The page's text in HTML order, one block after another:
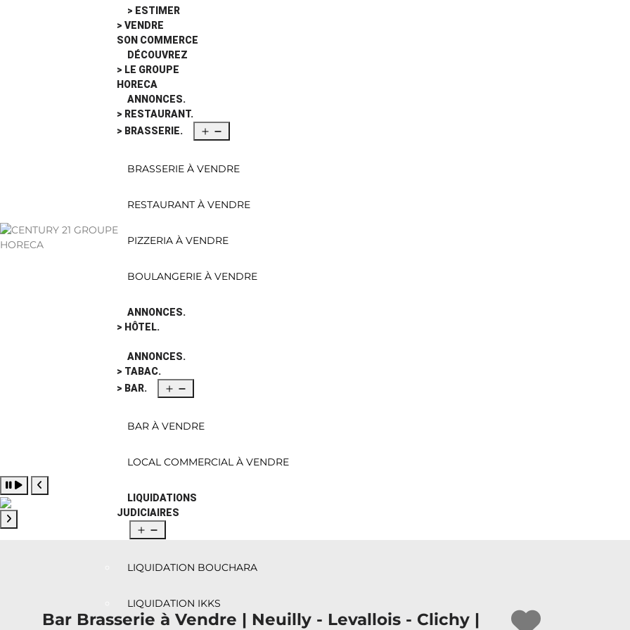
> ESTIMER
> VENDRE
SON COMMERCE
DÉCOUVREZ
> LE GROUPE
HORECA
ANNONCES.
> RESTAURANT.
> BRASSERIE.
BRASSERIE À VENDRE
RESTAURANT À VENDRE
PIZZERIA À VENDRE
BOULANGERIE À VENDRE
ANNONCES.
> HÔTEL.
ANNONCES.
> TABAC.
> BAR.
BAR À VENDRE
LOCAL COMMERCIAL À VENDRE
LIQUIDATIONS
JUDICIAIRES
LIQUIDATION BOUCHARA
LIQUIDATION IKKS
Pause slide rotation
Resume slide rotation
Previous slide
Next slide
Bar Brasserie à Vendre | Neuilly - Levallois - Clichy |